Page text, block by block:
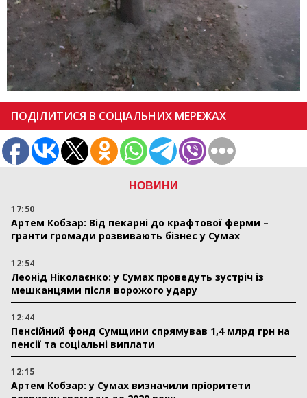
НОВИНИ
17:50
Артем Кобзар: Від пекарні до крафтової ферми –
гранти громади розвивають бізнес у Сумах
12:54
Леонід Ніколаєнко: у Сумах проведуть зустріч із
мешканцями після ворожого удару
12:44
Пенсійний фонд Сумщини спрямував 1,4 млрд грн на
пенсії та соціальні виплати
12:15
Артем Кобзар: у Сумах визначили пріоритети
ПОДІЛИТИСЯ В СОЦІАЛЬНИХ МЕРЕЖАХ